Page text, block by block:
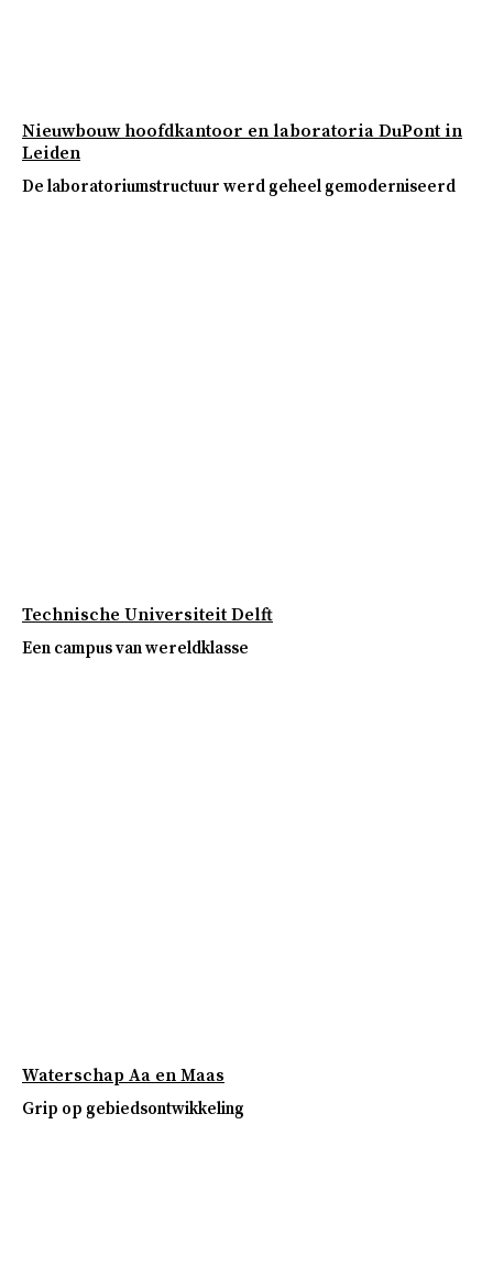
Nieuwbouw hoofdkantoor en laboratoria DuPont in
Leiden
De laboratoriumstructuur werd geheel gemoderniseerd
Technische Universiteit Delft
Een campus van wereldklasse
Waterschap Aa en Maas
Grip op gebiedsontwikkeling